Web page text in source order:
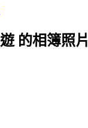
的相簿照片